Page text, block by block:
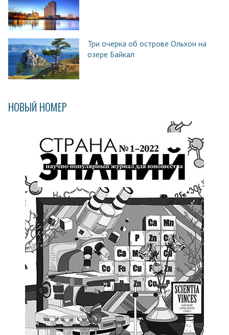
Три очерка об острове Ольхон на
озере Байкал
НОВЫЙ НОМЕР